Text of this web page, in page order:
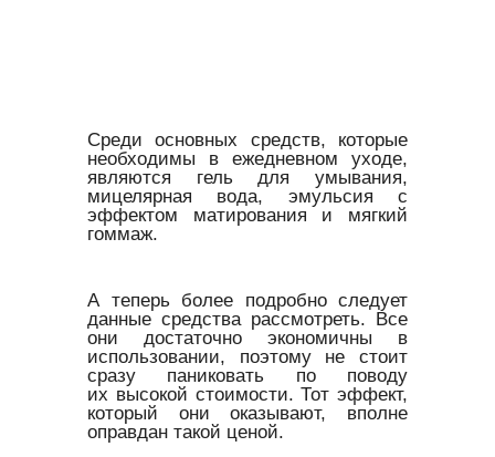
Среди основных средств, которые
необходимы в ежедневном уходе,
являются гель для умывания,
мицелярная вода, эмульсия с
эффектом матирования и мягкий
гоммаж.
А теперь более подробно следует
данные средства рассмотреть. Все
они достаточно экономичны в
использовании, поэтому не стоит
сразу паниковать по поводу
их высокой стоимости. Тот эффект,
который они оказывают, вполне
оправдан такой ценой.